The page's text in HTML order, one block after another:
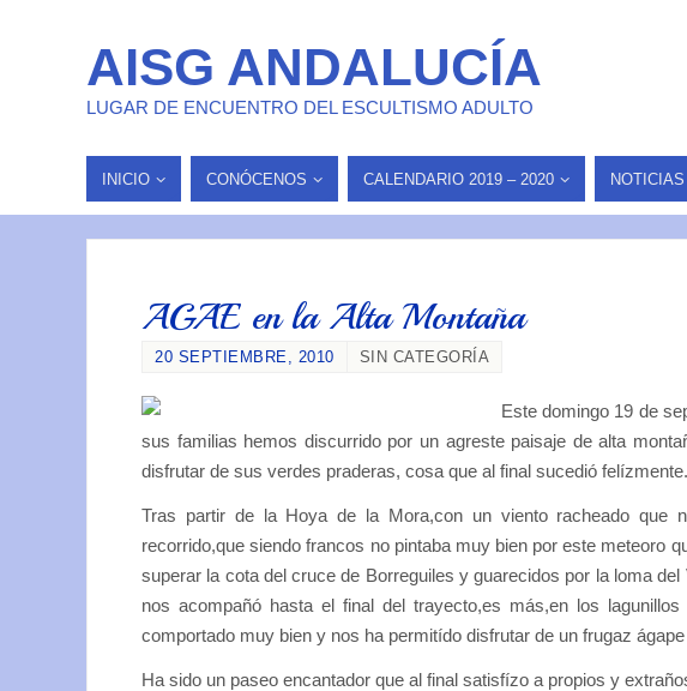
AISG ANDALUCÍA
LUGAR DE ENCUENTRO DEL ESCULTISMO ADULTO
INICIO CONÓCENOS CALENDARIO 2019 – 2020 NOTICIAS
AGAE en la Alta Montaña
20 SEPTIEMBRE, 2010 SIN CATEGORÍA
Este domingo 19 de
sus familias hemos discurrido por un agreste paisaje de alta
disfrutar de sus verdes praderas, cosa que al final sucedió felízmente.
Tras partir de la Hoya de la Mora,con un viento racheado que
recorrido,que siendo francos no pintaba muy bien por este meteoro
superar la cota del cruce de Borreguiles y guarecidos por la loma
nos acompañó hasta el final del trayecto,es más,en los
comportado muy bien y nos ha permitído disfrutar de un frugaz
Ha sido un paseo encantador que al final satisfízo a propios y